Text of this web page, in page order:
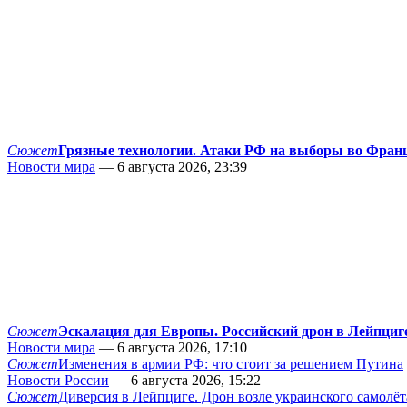
СюжетГрязные технологии. Атаки РФ на выборы во
Новости мира — 6 августа 2026, 23:39
СюжетЭскалация для Европы. Российский дрон в
Новости мира — 6 августа 2026, 17:10
СюжетИзменения в армии РФ: что стоит за решением Путина
Новости России — 6 августа 2026, 15:22
СюжетДиверсия в Лейпциге. Дрон возле украинского